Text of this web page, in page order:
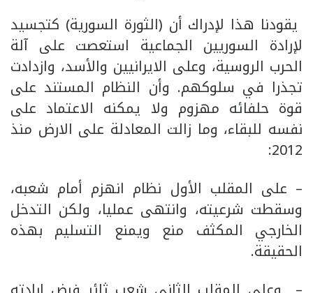
يقودنا هذا لإدراك أن (الثورة السورية) كتجسيد
لإرادة السوريين الجماعية استعصت على آلة
الحرب الروسية، وعلى الايرانيين والأسد، وازدادت
تجذرا في سلوكهم. وأن النظام المستند على
قوة حلفائه مهزوم ولا يمكنه الاعتماد على
نفسه للبقاء، وما زالت المعادلة على الارض منذ
2012:
– على المقلب الأول نظام انهزم أمام شعبه،
وسقطت شرعيته، وانتهى عمليا، ولكن التدخل
الخارجي المكثف منع ويمنع التسليم بهذه
الحقيقة.